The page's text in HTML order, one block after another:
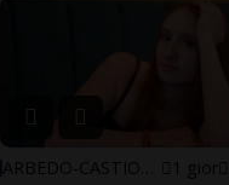
1 gior